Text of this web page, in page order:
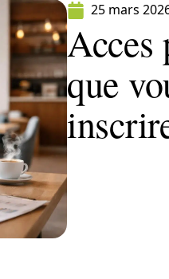
25 mars
Acces
que